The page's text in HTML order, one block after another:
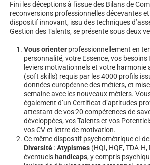
Fini les déceptions à l’issue des Bilans de
reconversions professionnelles décevantes
dispositif innovant, issu des techniques
Gestion des Talents, se présente sous deux
Vous orienter professionnellement en
personnalité, votre Essence, vos
leviers motivationnels et votre harmonie
(soft skills) requis par les 4000 profils
données européenne des métiers, et
semaine avec les nouveaux métiers.
également d’un Certificat d’aptitudes
attestant de vos 20 compétences de
développées, vos Talents et vos
vos CV et lettre de motivation.
Ce même dispositif psychométrique ci-
Diversité :Atypismes (HQI, HQE, TDA-
éventuels handicaps, y compris